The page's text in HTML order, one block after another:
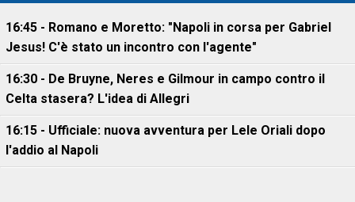
16:45 - Romano e Moretto: "Napoli in corsa per Gabriel
Jesus! C'è stato un incontro con l'agente"
16:30 - De Bruyne, Neres e Gilmour in campo contro il
Celta stasera? L'idea di Allegri
16:15 - Ufficiale: nuova avventura per Lele Oriali dopo
l'addio al Napoli